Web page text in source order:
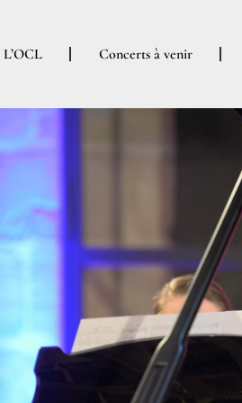
L’OCL Concerts à venir